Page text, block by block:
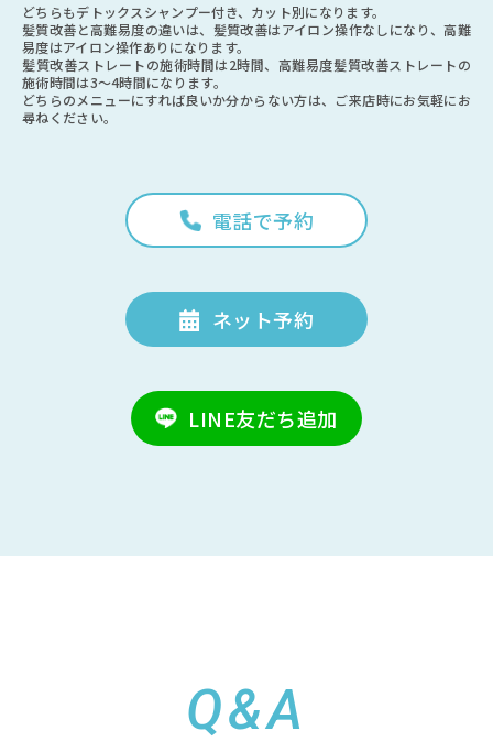
どちらもデトックスシャンプー付き、カット別になります。
髪質改善と高難易度の違いは、髪質改善はアイロン操作なしになり、高難
易度はアイロン操作ありになります。
髪質改善ストレートの施術時間は2時間、高難易度髪質改善ストレートの
施術時間は3～4時間になります。
どちらのメニューにすれば良いか分からない方は、ご来店時にお気軽にお
尋ねください。
電話で予約
ネット予約
LINE友だち追加
Q&A